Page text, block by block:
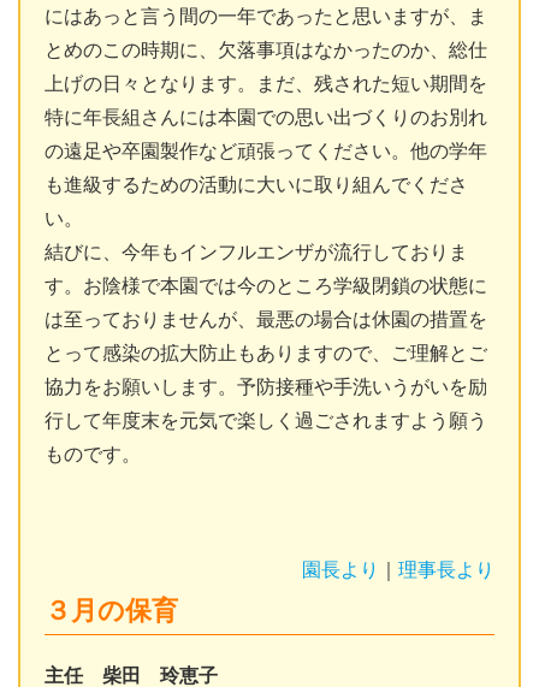
にはあっと言う間の一年であったと思いますが、ま
とめのこの時期に、欠落事項はなかったのか、総仕
上げの日々となります。まだ、残された短い期間を
特に年長組さんには本園での思い出づくりのお別れ
の遠足や卒園製作など頑張ってください。他の学年
も進級するための活動に大いに取り組んでくださ
い。
結びに、今年もインフルエンザが流行しておりま
す。お陰様で本園では今のところ学級閉鎖の状態に
は至っておりませんが、最悪の場合は休園の措置を
とって感染の拡大防止もありますので、ご理解とご
協力をお願いします。予防接種や手洗いうがいを励
行して年度末を元気で楽しく過ごされますよう願う
ものです。
園長より 理事長より
３月の保育
主任 柴田 玲恵子